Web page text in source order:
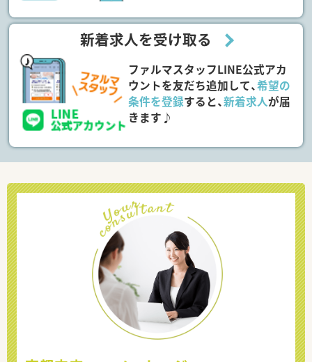
新着求人を受け取る
ファルマスタッフLINE公式アカ
ウントを友だち追加して、希望の
条件を登録すると、新着求人が届
きます♪